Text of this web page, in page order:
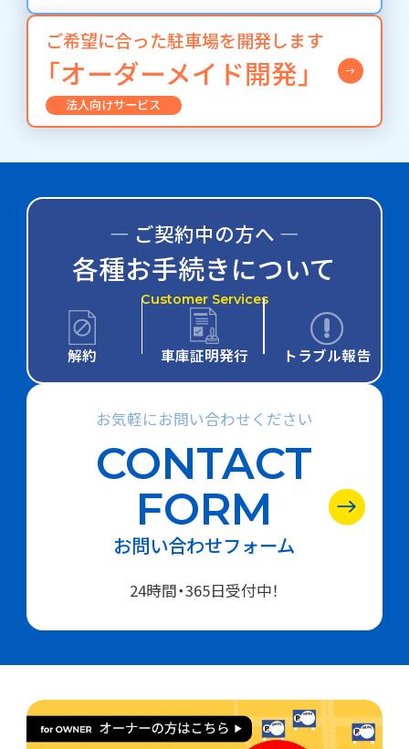
ご希望に合った駐車場を開発します
「オーダーメイド開発」
法人向けサービス
― ご契約中の方へ ―
各種お手続きについて
Customer Services
解約 車庫証明発行 トラブル報告
お気軽にお問い合わせください
CONTACT
FORM
お問い合わせフォーム
24時間・365日受付中！